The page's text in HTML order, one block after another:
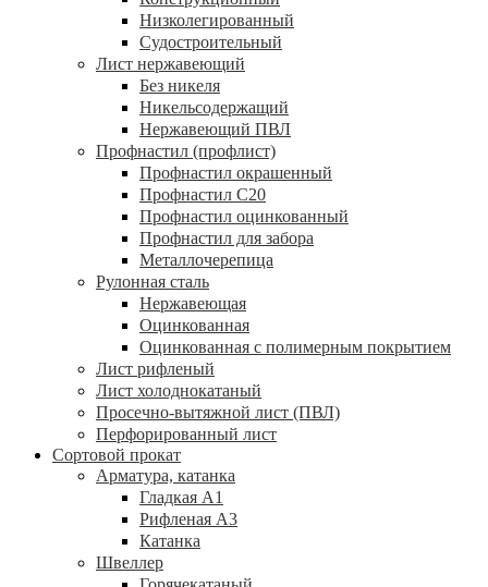
Низколегированный
Судостроительный
Лист нержавеющий
Без никеля
Никельсодержащий
Нержавеющий ПВЛ
Профнастил (профлист)
Профнастил окрашенный
Профнастил С20
Профнастил оцинкованный
Профнастил для забора
Металлочерепица
Рулонная сталь
Нержавеющая
Оцинкованная
Оцинкованная с полимерным покрытием
Лист рифленый
Лист холоднокатаный
Просечно-вытяжной лист (ПВЛ)
Перфорированный лист
Сортовой прокат
Арматура, катанка
Гладкая А1
Рифленая А3
Катанка
Швеллер